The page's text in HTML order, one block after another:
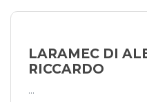
LARAMEC DI
RICCARDO
...